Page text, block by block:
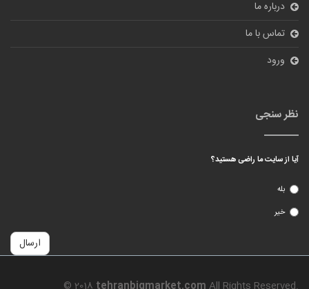
درباره ما
تماس با ما
ورود
نظر سنجی
آیا از سایت ما راضی هستید؟
بله
خیر
ارسال